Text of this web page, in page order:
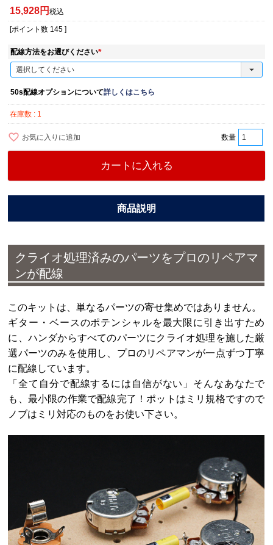
15,928 税込
[ポイント数 145 ]
配線方法をお選びください
(
)
50s配線オプションについて詳しくはこちら
在庫数 1
お気に入りに追加
カートに入れる
クライオ処理済みのパーツをプロのリペアマ
ンが配線
このキットは、単なるパーツの寄せ集めではありません。
ギター・ベースのポテンシャルを最大限に引き出すため
に、ハンダからすべてのパーツにクライオ処理を施した厳
選パーツのみを使用し、プロのリペアマンが一点ずつ丁寧
に配線しています。
「全て自分で配線するには自信がない」そんなあなたで
も、最小限の作業で配線完了！ポットはミリ規格ですので
ノブはミリ対応のものをお使い下さい。